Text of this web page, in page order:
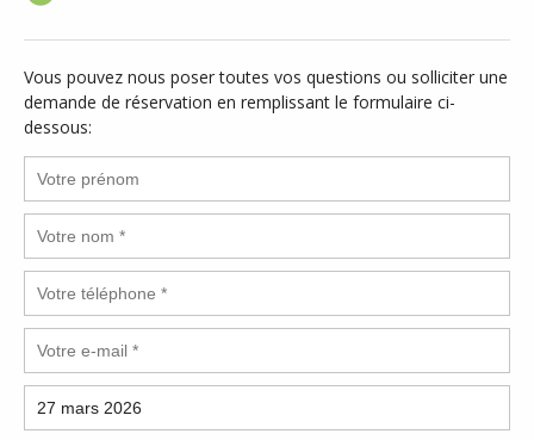
Vous pouvez nous poser toutes vos questions ou solliciter une
demande de réservation en remplissant le formulaire ci-
dessous: